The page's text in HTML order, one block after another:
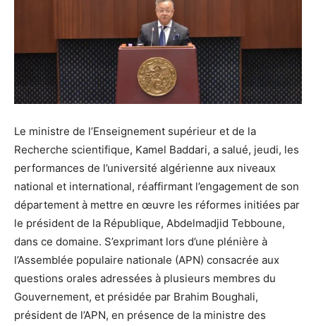
Le ministre de l’Enseignement supérieur et de la
Recherche scientifique, Kamel Baddari, a salué, jeudi, les
performances de l’université algérienne aux niveaux
national et international, réaffirmant l’engagement de son
département à mettre en œuvre les réformes initiées par
le président de la République, Abdelmadjid Tebboune,
dans ce domaine. S’exprimant lors d’une plénière à
l’Assemblée populaire nationale (APN) consacrée aux
questions orales adressées à plusieurs membres du
Gouvernement, et présidée par Brahim Boughali,
président de l’APN, en présence de la ministre des